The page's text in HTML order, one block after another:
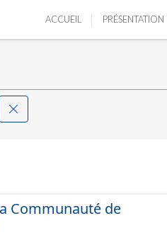
ACCUEIL PRÉSENTATION
Communauté de